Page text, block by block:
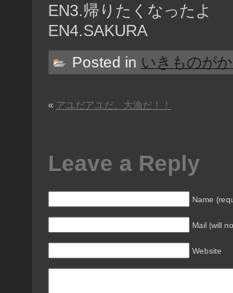
EN3.帰りたくなったよ
EN4.SAKURA
Posted in いきものがか
« アユだアユだ、大漁だ！！
Leave a Reply
Name
Mail (will
Website